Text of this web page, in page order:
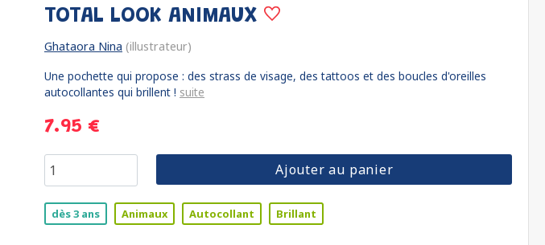
TOTAL LOOK ANIMAUX
Ghataora Nina (illustrateur)
Une pochette qui propose : des strass de visage, des tattoos et des boucles d'oreilles
autocollantes qui brillent ! suite
7.95 €
Ajouter au panier
dès 3 ans Animaux Autocollant Brillant